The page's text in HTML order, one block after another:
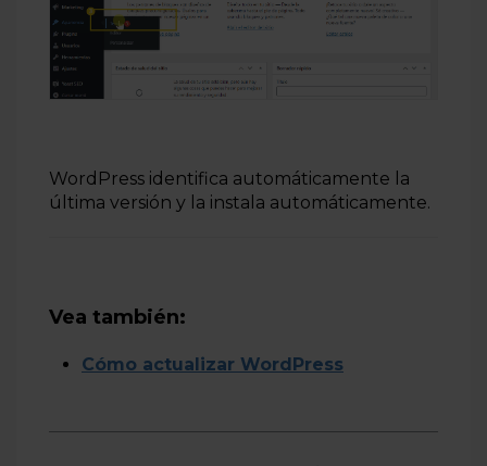
WordPress identifica automáticamente la
última versión y la instala automáticamente.
Vea también:
Cómo actualizar WordPress